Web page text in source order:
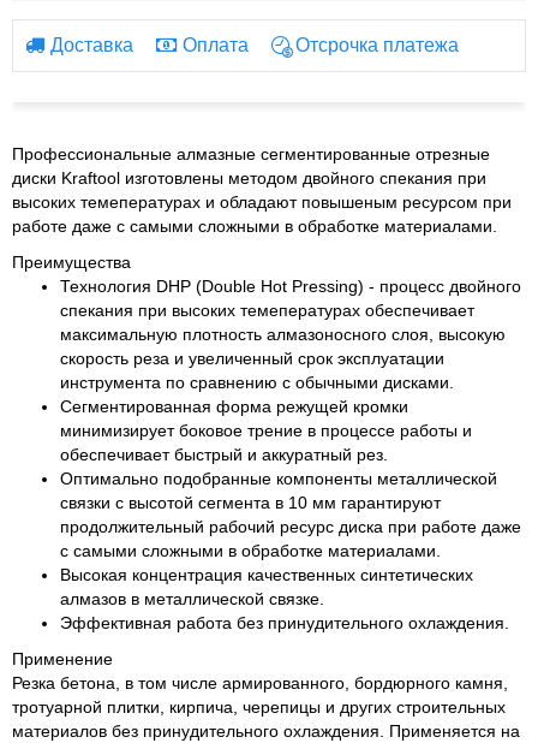
Доставка Оплата Отсрочка платежа
Профессиональные алмазные сегментированные отрезные
диски Kraftool изготовлены методом двойного спекания при
высоких темепературах и обладают повышеным ресурсом при
работе даже с самыми сложными в обработке материалами.
Преимущества
Технология DHP (Double Hot Pressing) - процесс двойного
спекания при высоких темепературах обеспечивает
максимальную плотность алмазоносного слоя, высокую
скорость реза и увеличенный срок эксплуатации
инструмента по сравнению с обычными дисками.
Сегментированная форма режущей кромки
минимизирует боковое трение в процессе работы и
обеспечивает быстрый и аккуратный рез.
Оптимально подобранные компоненты металлической
связки с высотой сегмента в 10 мм гарантируют
продолжительный рабочий ресурс диска при работе даже
с самыми сложными в обработке материалами.
Высокая концентрация качественных синтетических
алмазов в металлической связке.
Эффективная работа без принудительного охлаждения.
Применение
Резка бетона, в том числе армированного, бордюрного камня,
тротуарной плитки, кирпича, черепицы и других строительных
материалов без принудительного охлаждения. Применяется на